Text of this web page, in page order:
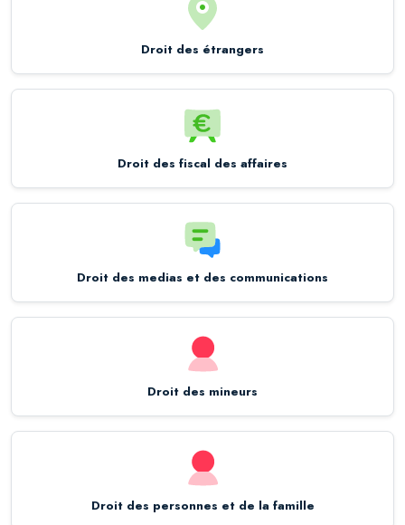
Droit des étrangers
Droit des fiscal des affaires
Droit des medias et des communications
Droit des mineurs
Droit des personnes et de la famille